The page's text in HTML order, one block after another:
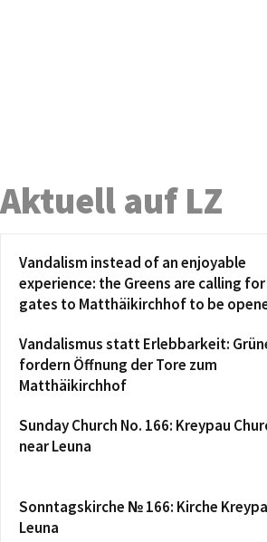
Aktuell auf LZ
Vandalism instead of an enjoyable
experience: the Greens are calling
gates to Matthäikirchhof to be
Vandalismus statt Erlebbarkeit:
fordern Öffnung der Tore zum
Matthäikirchhof
Sunday Church No. 166: Kreypau
near Leuna
Sonntagskirche № 166: Kirche
Leuna